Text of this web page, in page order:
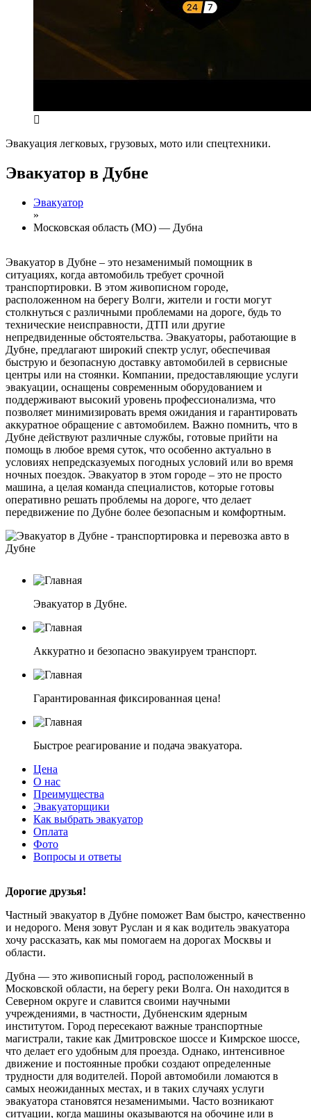
Эвакуация легковых, грузовых, мото или спецтехники.
Эвакуатор в Дубне
Эвакуатор
»
Московская область (МО) — Дубна
Эвакуатор в Дубне – это незаменимый помощник в
ситуациях, когда автомобиль требует срочной
транспортировки. В этом живописном городе,
расположенном на берегу Волги, жители и гости могут
столкнуться с различными проблемами на дороге, будь то
технические неисправности, ДТП или другие
непредвиденные обстоятельства. Эвакуаторы, работающие в
Дубне, предлагают широкий спектр услуг, обеспечивая
быструю и безопасную доставку автомобилей в сервисные
центры или на стоянки. Компании, предоставляющие услуги
эвакуации, оснащены современным оборудованием и
поддерживают высокий уровень профессионализма, что
позволяет минимизировать время ожидания и гарантировать
аккуратное обращение с автомобилем. Важно помнить, что в
Дубне действуют различные службы, готовые прийти на
помощь в любое время суток, что особенно актуально в
условиях непредсказуемых погодных условий или во время
ночных поездок. Эвакуатор в этом городе – это не просто
машина, а целая команда специалистов, которые готовы
оперативно решать проблемы на дороге, что делает
передвижение по Дубне более безопасным и комфортным.
Эвакуатор в Дубне.
Аккуратно и безопасно эвакуируем транспорт.
Гарантированная фиксированная цена!
Быстрое реагирование и подача эвакуатора.
Цена
О нас
Преимущества
Эвакуаторщики
Как выбрать эвакуатор
Оплата
Фото
Вопросы и ответы
Дорогие друзья!
Частный эвакуатор в Дубне поможет Вам быстро, качественно
и недорого. Меня зовут Руслан и я как водитель эвакуатора
хочу рассказать, как мы помогаем на дорогах Москвы и
области.
Дубна — это живописный город, расположенный в
Московской области, на берегу реки Волга. Он находится в
Северном округе и славится своими научными
учреждениями, в частности, Дубненским ядерным
институтом. Город пересекают важные транспортные
магистрали, такие как Дмитровское шоссе и Кимрское шоссе,
что делает его удобным для проезда. Однако, интенсивное
движение и постоянные пробки создают определенные
трудности для водителей. Порой автомобили ломаются в
самых неожиданных местах, и в таких случаях услуги
эвакуатора становятся незаменимыми. Часто возникают
ситуации, когда машины оказываются на обочине или в